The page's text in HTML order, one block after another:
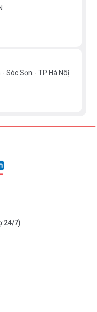
Sóc Sơn - TP Hà Nôị
24/7)